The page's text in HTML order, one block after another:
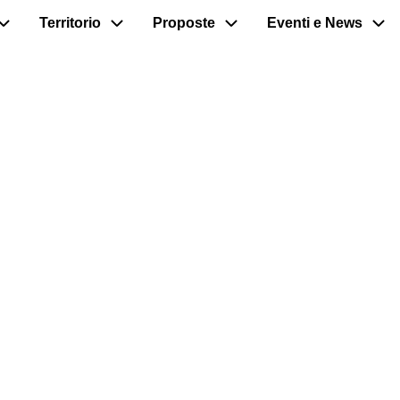
Territorio Proposte Eventi e News